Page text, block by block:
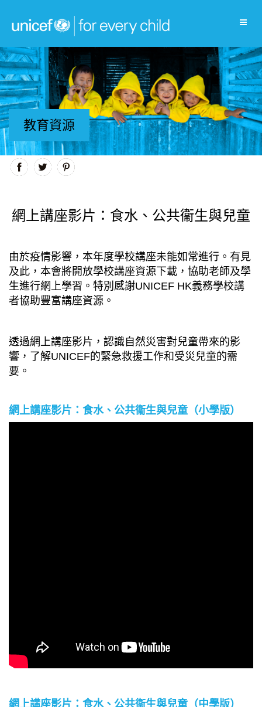
教育資源
網上講座影片：食水、公共衞生與兒童
由於疫情影響，本年度學校講座未能如常進行。有見
及此，本會將開放學校講座資源下載，協助老師及學
生進行網上學習。特別感謝UNICEF HK義務學校講
者協助豐富講座資源。
透過網上講座影片，認識自然災害對兒童帶來的影
響，了解UNICEF的緊急救援工作和受災兒童的需
要。
網上講座影片：食水、公共衞生與兒童（小學版）
網上講座影片：食水、公共衞生與兒童（中學版）